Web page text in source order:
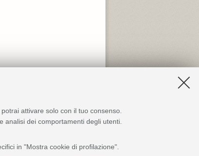
attivare solo con il tuo consenso.
analisi dei comportamenti degli utenti.
in "Mostra cookie di profilazione".